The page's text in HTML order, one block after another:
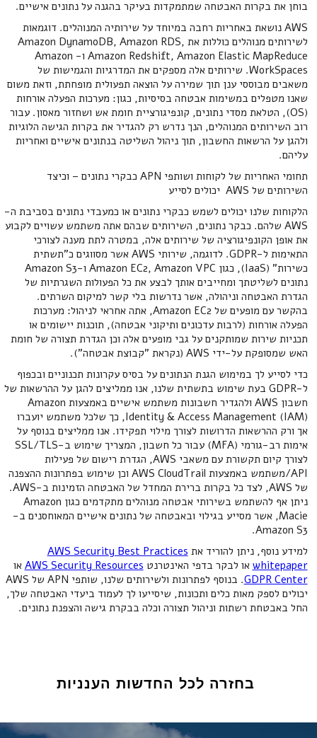
בוחן את בקרות האבטחה שמתמקדות בעיקר בהגנה על נתונים אישיים.
AWS נושאת באחריות רחבה במיוחד על שירותיה המנוהלים. דוגמאות
לשירותים מנוהלים כוללות את Amazon DynamoDB, Amazon RDS,
Amazon Redshift, Amazon Elastic MapReduce ו- Amazon
WorkSpaces. שירותים אלה מספקים את המדרגיות והגמישות של
משאבים מבוססי ענן תוך שמירה על הוצאה תפעולית מופחתת, וזאת משום
שאנו מטפלים במשימות אבטחה בסיסיות, כגון: מערכות הפעלה אורחות
(OS), הטלאת מסדי נתונים, קונפיגורציית חומת אש ושחזור מאסון. עבור
רוב השירותים המנוהלים, הנך נדרש רק להגדיר את בקרות הגישה הלוגיות
ולהגן על הרשאות החשבון, תוך ניהול השליטה בנתונים אישיים ואחריות
עליהם.
תחומי האחריות של לקוחות ושותפי APN כבקרי נתונים – וכיצד
השירותים של AWS יכולים לסייע
הלקוחות שלנו יכולים לשמש כבקרי נתונים או כמעבדי נתונים בסביבת ה-
AWS שלהם. כבקר נתונים, השירותים שבהם אתה משתמש עשויים לקבוע
את אופן הקונפיגורציה של שירותים אלה, במטרה לתת מענה לצורכי
התאימות ל-GDPR. לדוגמה, שירותי AWS אשר מסווגים כ"תשתית
כשירות" (IaaS), כגון Amazon EC2, Amazon VPC ו-Amazon S3
נתונים לשליטתך ומחייבים אותך לבצע את כל הפעולות השגרתיות של
הגדרת האבטחה וניהולה, אשר נדרשות בלי קשר למיקום השרתים.
בהקשר עם מופעים של Amazon EC2, אתה אחראי לניהול: מערכות
הפעלה אורחות (לרבות עדכונים ותיקוני אבטחה), תוכנות יישומים או
תכניות שירות שמותקנים על גבי מופעים אלה וכן הגדרת תצורה של חומת
האש שמסופקת על-ידי AWS (נקראת "קבוצת אבטחה").
כדי לסייע לך במימוש הגנת הנתונים על בסיס עקרונות תכנוניים ובכפוף
ל-GDPR בעת שימוש בתשתית שלנו, אנו ממליצים להגן על ההרשאות של
חשבון AWS ולהגדיר חשבונות משתמש אישיים באמצעות Amazon
Identity & Access Management (IAM), כך שלכל משתמש יועברו
אך ורק ההרשאות הדרושות לצורך מילוי תפקידו. אנו ממליצים בנוסף על
אימות רב-גורמי (MFA) עבור כל חשבון, המצריך שימוש ב-SSL/TLS
לצורך קיום תקשורת עם משאבי AWS, הגדרת רישום של פעילות
API/משתמש באמצעות AWS CloudTrail וכן שימוש בפתרונות ההצפנה
של AWS, לצד כל בקרות ברירת המחדל של האבטחה הזמינות ב-AWS.
ניתן אף להשתמש בשירותי אבטחה מנוהלים מתקדמים כגון Amazon
Macie, אשר מסייע בגילוי ובאבטחה של נתונים אישיים המאוחסנים ב-
Amazon S3.
למידע נוסף, ניתן להוריד את AWS Security Best Practices
whitepaper או לבקר בדפי האינטרנט AWS Security Resources או
GDPR Center
. בנוסף לפתרונות ולשירותים שלנו, שותפי APN של AWS
יכולים לספק מאות כלים ותכונות, שיסייעו לך לעמוד ביעדי האבטחה שלך,
החל באבטחת רשתות וניהול תצורה וכלה בבקרת גישה והצפנת נתונים.
בחזרה לכל החדשות הענניות